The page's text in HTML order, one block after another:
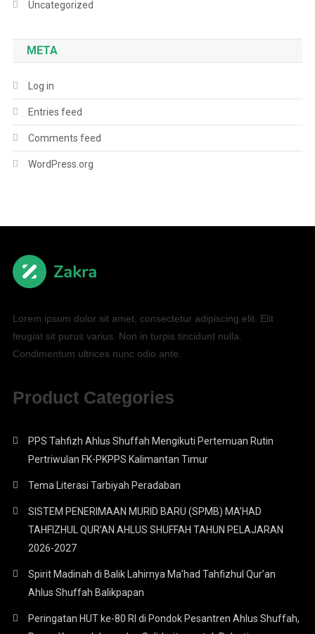
Uncategorized
META
Log in
Entries feed
Comments feed
WordPress.org
Lorem ipsum dolor sit amet, consectetur adipiscing elit. Elit
feugiat sit purus varius. Non in turpis tincidunt nulla.
Condimentum ultrices nunc odio ante.
Product Categories
PPS Tahfizh Ahlus Shuffah Mengikuti Pertemuan Rutin
Pertriwulan FK-PKPPS Kalimantan Timur
Tema Literasi Tarbiyah Peradaban
SISTEM PENERIMAAN MURID BARU (SPMB) MA’HAD
TAHFIZHUL QUR’AN AHLUS SHUFFAH TAHUN PELAJARAN
2026-2027
Spirit Madinah di Balik Lahirnya Ma’had Tahfizhul Qur’an
Ahlus Shuffah Balikpapan
Peringatan HUT ke-80 RI di Pondok Pesantren Ahlus Shuffah,